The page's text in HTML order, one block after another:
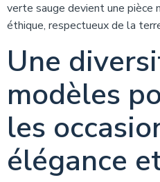
verte sauge devient une pièce
éthique, respectueux de la
Une
modèles
les
élégance